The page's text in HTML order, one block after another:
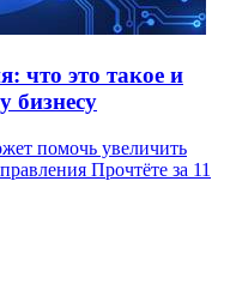
что это такое и
бизнесу
помочь увеличить
Прочтёте за 11